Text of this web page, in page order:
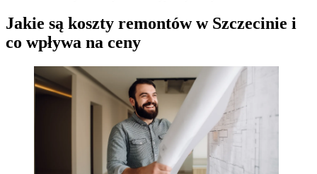
Jakie są koszty remontów w Szczecinie i
co wpływa na ceny